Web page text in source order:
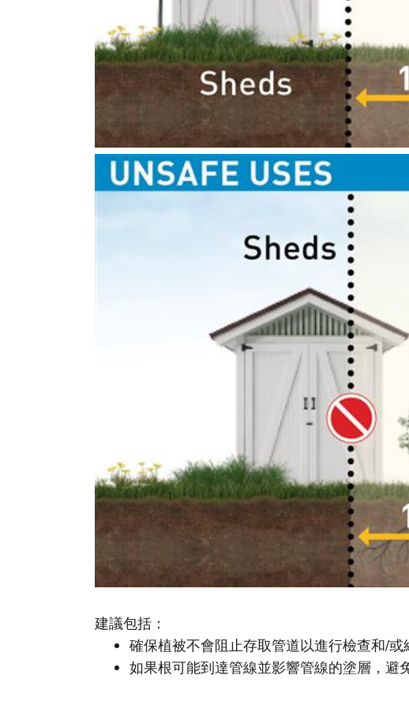
建議包括：
確保植被不會阻止存取管道以進行檢查和/或
如果根可能到達管線並影響管線的塗層，避